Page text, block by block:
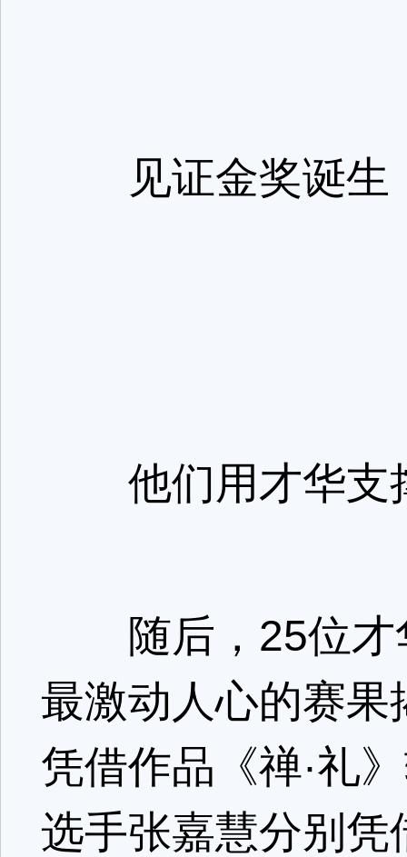
见证金奖诞生
他们用才华支
随后，25位才
最激动人心的赛
凭借作品《禅·礼
选手张嘉慧分别